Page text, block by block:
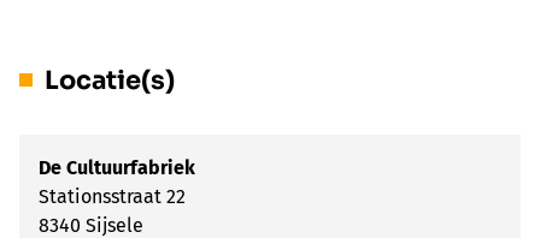
Locatie(s)
De Cultuurfabriek
Stationsstraat 22
8340 Sijsele